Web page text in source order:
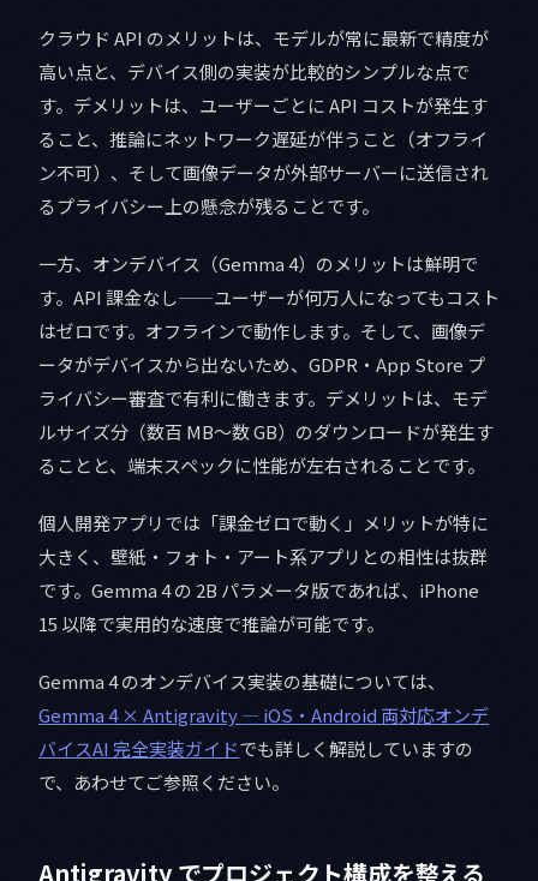
クラウド API のメリットは、モデルが常に最新で精度が
高い点と、デバイス側の実装が比較的シンプルな点で
す。デメリットは、ユーザーごとに API コストが発生す
ること、推論にネットワーク遅延が伴うこと（オフライ
ン不可）、そして画像データが外部サーバーに送信され
るプライバシー上の懸念が残ることです。
一方、オンデバイス（Gemma 4）のメリットは鮮明で
す。API 課金なし——ユーザーが何万人になってもコスト
はゼロです。オフラインで動作します。そして、画像デ
ータがデバイスから出ないため、GDPR・App Store プ
ライバシー審査で有利に働きます。デメリットは、モデ
ルサイズ分（数百 MB〜数 GB）のダウンロードが発生す
ることと、端末スペックに性能が左右されることです。
個人開発アプリでは「課金ゼロで動く」メリットが特に
大きく、壁紙・フォト・アート系アプリとの相性は抜群
です。Gemma 4 の 2B パラメータ版であれば、iPhone
15 以降で実用的な速度で推論が可能です。
Gemma 4 のオンデバイス実装の基礎については、
Gemma 4 × Antigravity — iOS・Android 両対応オンデ
バイスAI 完全実装ガイドでも詳しく解説していますの
で、あわせてご参照ください。
Antigravity でプロジェクト構成を整える